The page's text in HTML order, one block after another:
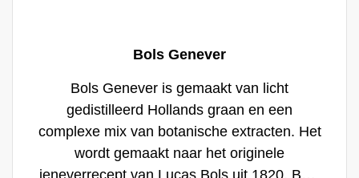
Bols Genever
Bols Genever is gemaakt van licht
gedistilleerd Hollands graan en een
complexe mix van botanische extracten. Het
wordt gemaakt naar het originele
jeneverrecept van Lucas Bols uit 1820. Bols